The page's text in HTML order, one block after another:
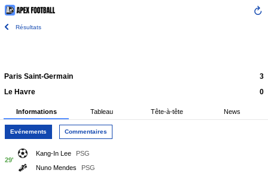
Résultats
Paris Saint-Germain
3
Le Havre
0
Informations Tableau Tête-à-tête News
Evénements Commentaires
29'
Kang-In Lee
PSG
Nuno Mendes
PSG